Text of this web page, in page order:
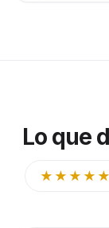
Lo que
★★★★★